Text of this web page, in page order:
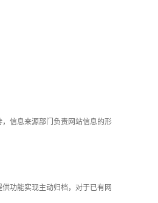
信息来源部门负责网站信息的形
功能实现主动归档，对于已有网